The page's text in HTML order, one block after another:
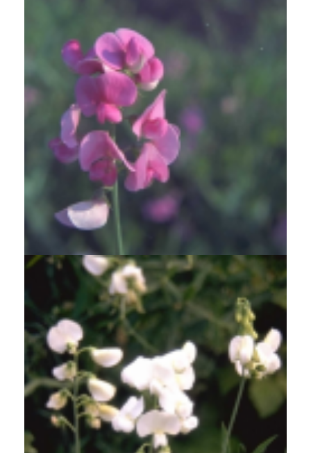
Brede lathyrus
Lathyrus latifolius 'Rosa Perle'